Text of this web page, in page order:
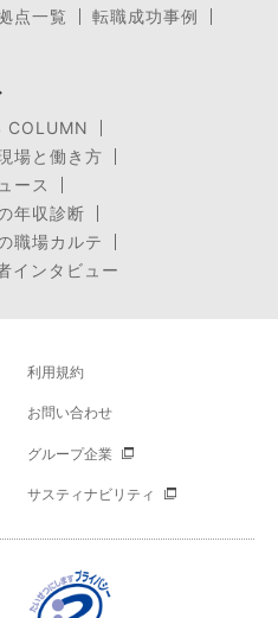
点一覧
転職成功事例
COLUMN
場と働き方
ース
年収診断
職場カルテ
インタビュー
利用規約
お問い合わせ
グループ企業
サスティナビリティ